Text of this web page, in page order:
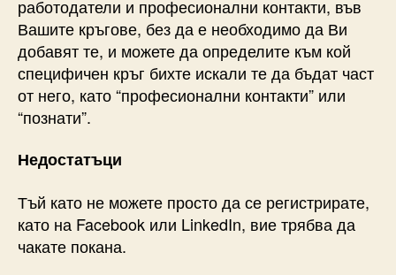
работодатели и професионални контакти, във
Вашите кръгове, без да е необходимо да Ви
добавят те, и можете да определите към кой
специфичен кръг бихте искали те да бъдат част
от него, като “професионални контакти” или
“познати”.
Недостатъци
Тъй като не можете просто да се регистрирате,
като на Facebook или LinkedIn, вие трябва да
чакате покана.